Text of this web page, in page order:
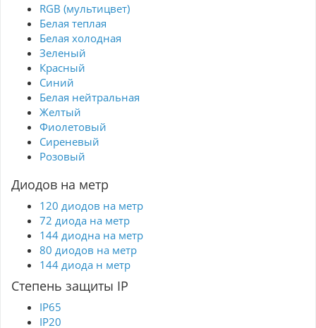
RGB (мультицвет)
Белая теплая
Белая холодная
Зеленый
Красный
Синий
Белая нейтральная
Желтый
Фиолетовый
Сиреневый
Розовый
Диодов на метр
120 диодов на метр
72 диода на метр
144 диодна на метр
80 диодов на метр
144 диода н метр
Степень защиты IP
IP65
IP20